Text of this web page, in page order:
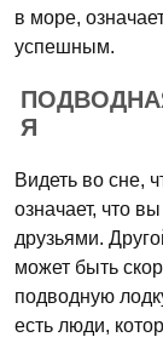
в море,
успешным.
Я
Видеть во сне,
означает, что
друзьями.
может быть
подводную
есть люди,